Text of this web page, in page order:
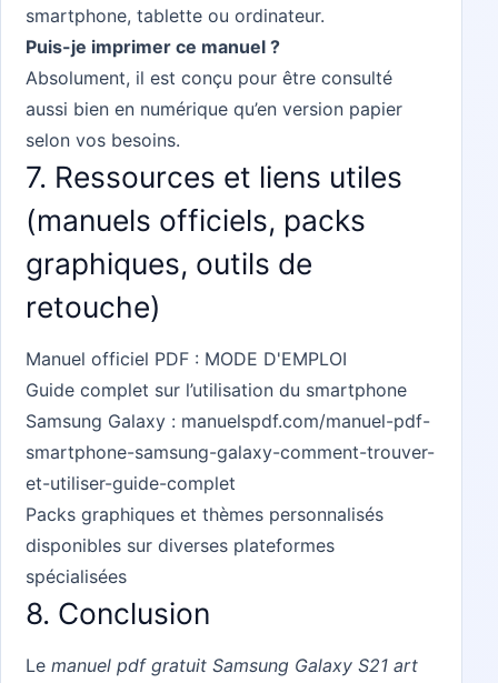
smartphone, tablette ou ordinateur.
Puis-je imprimer ce manuel ?
Absolument, il est conçu pour être consulté
aussi bien en numérique qu’en version papier
selon vos besoins.
7. Ressources et liens utiles
(manuels officiels, packs
graphiques, outils de
retouche)
Manuel officiel PDF : MODE D'EMPLOI
Guide complet sur l’utilisation du smartphone
Samsung Galaxy : manuelspdf.com/manuel-pdf-
smartphone-samsung-galaxy-comment-trouver-
et-utiliser-guide-complet
Packs graphiques et thèmes personnalisés
disponibles sur diverses plateformes
spécialisées
8. Conclusion
Lemanuel pdf gratuit Samsung Galaxy S21 art